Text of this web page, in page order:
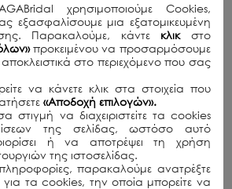
JUNE
280.00€
χρησιμοποιούμε Cookies,
εξασφαλίσουμε μια εξατομικευμένη
Παρακαλούμε, κάντε κλικ στο
προκειμένου να προσαρμόσουμε
στο περιεχόμενο που σας
να κάνετε κλικ στα στοιχεία που
«Αποδοχή επιλογών».
στιγμή να διαχειριστείτε τα cookies
της σελίδας, ωστόσο αυτό
ή να αποτρέψει τη χρήση
της ιστοσελίδας.
παρακαλούμε ανατρέξτε
για τα cookies, την οποία μπορείτε να